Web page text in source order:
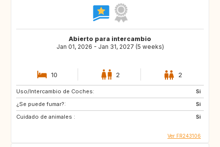
Abierto para intercambio
Jan 01, 2026 - Jan 31, 2027 (5 weeks)
10 2 2
Uso/Intercambio de Coches:
Si
¿Se puede fumar?:
Si
Cuidado de animales :
Si
Ver FR243106